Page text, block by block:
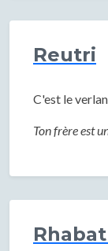
Reutri
C'est le
Ton frère est